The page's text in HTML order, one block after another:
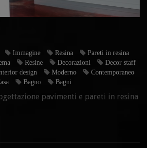
Immagine Resina
Pareti in resina
Resine Decorazioni
Decor staff
design Moderno
Contemporaneo
Bagno Bagni
pavimenti e pareti in resina